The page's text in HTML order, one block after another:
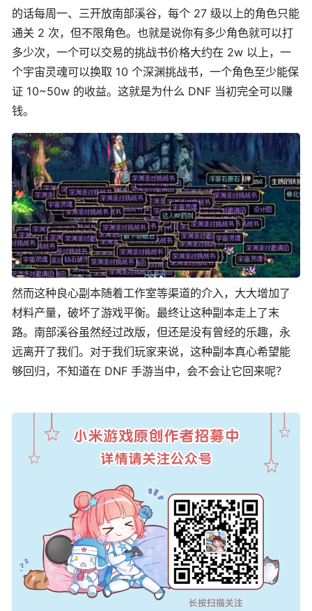
的话每周一、三开放南部溪谷，每个 27 级以上的角色只能
通关 2 次，但不限角色。也就是说你有多少角色就可以打
多少次，一个可以交易的挑战书价格大约在 2w 以上，一
个宇宙灵魂可以换取 10 个深渊挑战书，一个角色至少能保
证 10~50w 的收益。这就是为什么 DNF 当初完全可以赚
钱。
然而这种良心副本随着工作室等渠道的介入，大大增加了
材料产量，破坏了游戏平衡。最终让这种副本走上了末
路。南部溪谷虽然经过改版，但还是没有曾经的乐趣，永
远离开了我们。对于我们玩家来说，这种副本真心希望能
够回归，不知道在 DNF 手游当中，会不会让它回来呢？